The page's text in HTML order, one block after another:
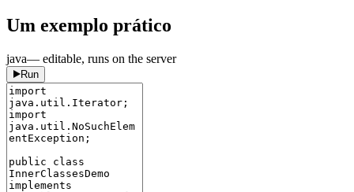
Um exemplo prático
java— editable, runs on the server
Run